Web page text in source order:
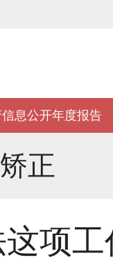
息公开年度报告
正
项